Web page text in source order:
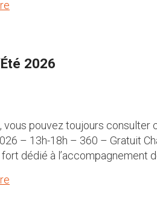
2026
vous pouvez toujours
– 13h-18h – 360 – Gratuit
dédié à l’accompagnement